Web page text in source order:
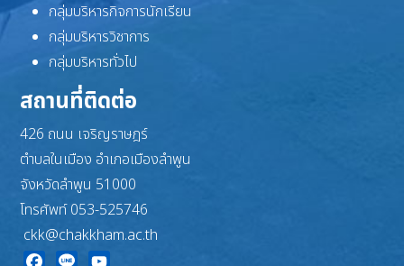
กลุ่มบริหารกิจการนักเรียน
กลุ่มบริหารวิชาการ
กลุ่มบริหารทั่วไป
สถานที่ติดต่อ
426 ถนน เจริญราษฎร์
ตำบลในเมือง อำเภอเมืองลำพูน
จังหวัดลำพูน 51000
โทรศัพท์ 053-525746
ckk@chakkham.ac.th